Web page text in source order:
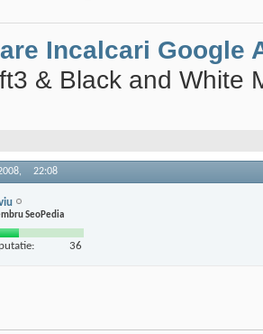
Incalcari Google
& Black and White
22:08
SeoPedia
36